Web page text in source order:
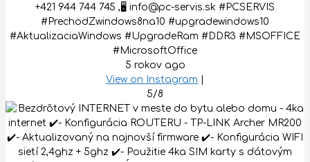
+421 944 744 745 ,🖥 info@pc-servis.sk #PCSERVIS
#PrechodZwindows8na10 #upgradewindows10
#AktualizaciaWindows #UpgradeRam #DDR3 #MSOFFICE
#MicrosoftOffice
5 rokov ago
View on Instagram |
5/8